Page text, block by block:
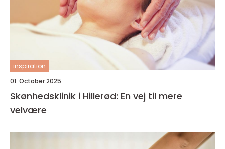
inspiration
01. October 2025
Skønhedsklinik i Hillerød: En vej til mere
velvære